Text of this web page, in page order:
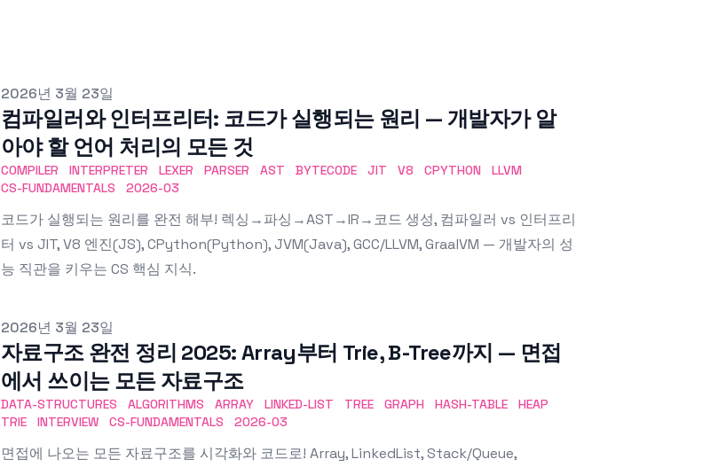
Published on
2026년 3월 23일
컴파일러와 인터프리터: 코드가 실행되는 원리 — 개발자가 알
아야 할 언어 처리의 모든 것
COMPILER INTERPRETER LEXER PARSER AST BYTECODE JIT V8 CPYTHON
LLVM
CS-FUNDAMENTALS
2026-03
코드가 실행되는 원리를 완전 해부! 렉싱→파싱→AST→IR→코드 생성, 컴파일러 vs 인터프리
터 vs JIT, V8 엔진(JS), CPython(Python), JVM(Java), GCC/LLVM, GraalVM — 개발자의 성
능 직관을 키우는 CS 핵심 지식.
Published on
2026년 3월 23일
자료구조 완전 정리 2025: Array부터 Trie, B-Tree까지 — 면접
에서 쓰이는 모든 자료구조
DATA-STRUCTURES ALGORITHMS ARRAY LINKED-LIST TREE GRAPH HASH-TABLE
HEAP
TRIE
INTERVIEW CS-FUNDAMENTALS 2026-03
면접에 나오는 모든 자료구조를 시각화와 코드로! Array, LinkedList, Stack/Queue,